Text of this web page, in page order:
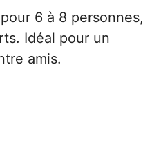
6 à 8 personnes,
Idéal pour un
amis.